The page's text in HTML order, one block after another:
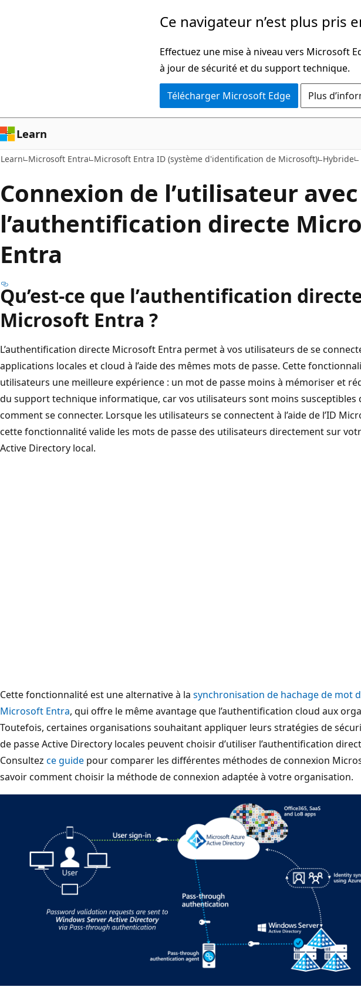
Ce navigateur n’est plus pris
Effectuez une mise à niveau vers Microsoft
à jour de sécurité et du support technique.
Télécharger Microsoft Edge Plus
Learn
Learn Microsoft Entra Microsoft Entra ID (système d'identification de Microsoft) Hybride
Connexion de l’utilisateur avec
l’authentification directe
Entra
Qu’est-ce que l’authentification
Microsoft Entra ?
L’authentification directe Microsoft Entra permet à vos utilisateurs de se
applications locales et cloud à l’aide des mêmes mots de passe. Cette
utilisateurs une meilleure expérience : un mot de passe moins à mémoriser et
du support technique informatique, car vos utilisateurs sont moins susceptibles
comment se connecter. Lorsque les utilisateurs se connectent à l’aide de l’ID
cette fonctionnalité valide les mots de passe des utilisateurs directement sur
Active Directory local.
Cette fonctionnalité est une alternative à la synchronisation de hachage de mot
Microsoft Entra, qui offre le même avantage que l’authentification cloud aux
Toutefois, certaines organisations souhaitant appliquer leurs stratégies de
de passe Active Directory locales peuvent choisir d’utiliser l’authentification
Consultez ce guide pour comparer les différentes méthodes de connexion
savoir comment choisir la méthode de connexion adaptée à votre organisation.